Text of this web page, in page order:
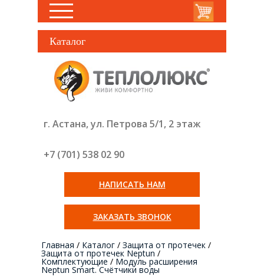
Каталог
г. Астана, ул. Петрова 5/1, 2 этаж
+7 (701) 538 02 90
НАПИСАТЬ НАМ
ЗАКАЗАТЬ ЗВОНОК
Главная / Каталог / Защита от протечек /
Защита от протечек Neptun /
Комплектующие / Модуль расширения
Neptun Smart. Счётчики воды